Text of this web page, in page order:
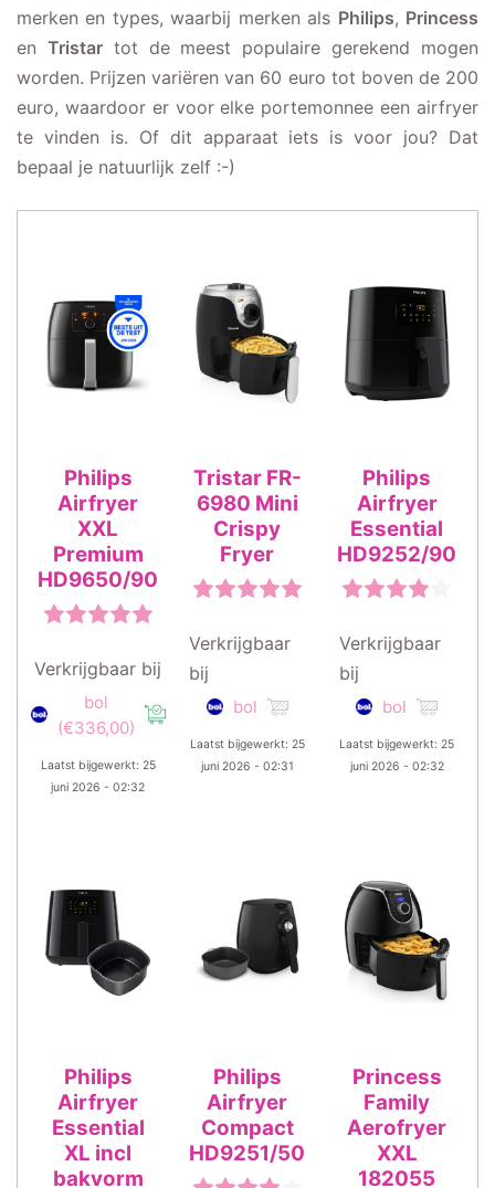
merken en types, waarbij merken als Philips, Princess
en Tristartot de meest populaire gerekend mogen
worden. Prijzen variëren van 60 euro tot boven de 200
euro, waardoor er voor elke portemonnee een airfryer
te vinden is. Of dit apparaat iets is voor jou? Dat
bepaal je natuurlijk zelf :-)
Philips
Airfryer
XXL
Premium
HD9650/90
Verkrijgbaar bij
bol
(€336,00)
Laatst bijgewerkt: 25
juni 2026 - 02:32
Tristar FR-
6980 Mini
Crispy
Fryer
Verkrijgbaar
bij
bol
Laatst bijgewerkt: 25
juni 2026 - 02:31
Philips
Airfryer
Essential
HD9252/90
Verkrijgbaar
bij
bol
Laatst bijgewerkt: 25
juni 2026 - 02:32
Philips
Airfryer
Essential
XL incl
bakvorm
Philips
Airfryer
Compact
HD9251/50
Princess
Family
Aerofryer
XXL
182055